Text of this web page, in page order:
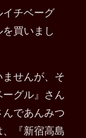
チベーグ
買いまし
せんが、そ
グル』さん
であんみつ
『新宿高島